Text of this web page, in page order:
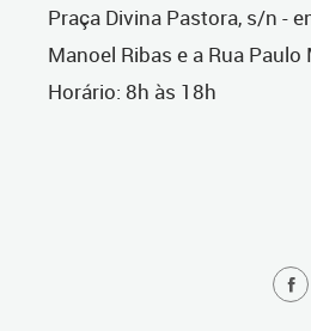
Praça Divina Pastora, s/n -
Manoel Ribas e a Rua
Horário: 8h às 18h